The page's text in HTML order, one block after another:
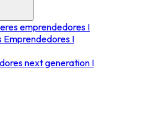
emprendedores I
Emprendedores I
next generation I